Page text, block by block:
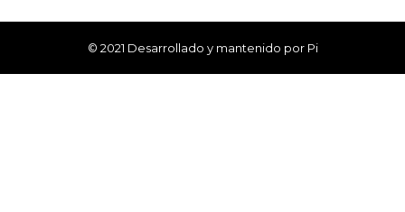
© 2021 Desarrollado y mantenido por Pi